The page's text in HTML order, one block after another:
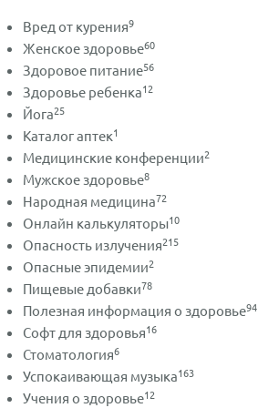
Вред от курения9
Женское здоровье60
Здоровое питание56
Здоровье ребенка12
Йога25
Каталог аптек1
Медицинские конференции2
Мужское здоровье8
Народная медицина72
Онлайн калькуляторы10
Опасность излучения215
Опасные эпидемии2
Пищевые добавки78
Полезная информация о здоровье94
Софт для здоровья16
Стоматология6
Успокаивающая музыка163
Учения о здоровье12